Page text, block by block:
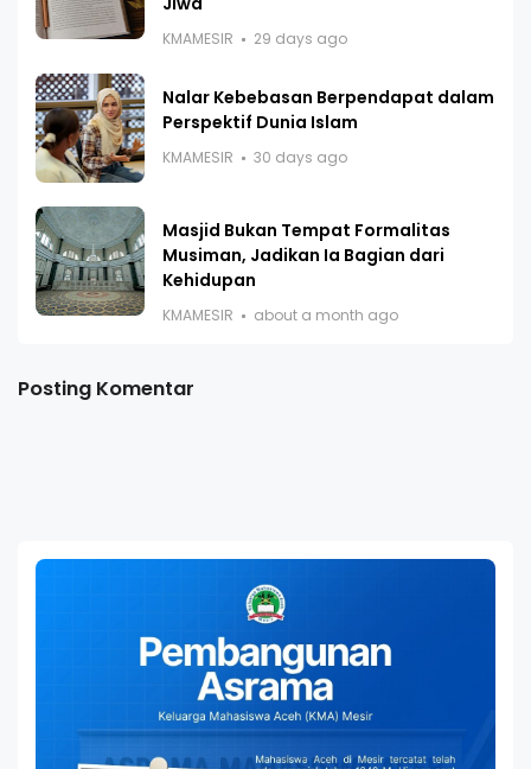
KMAMESIR 29 days ago
Nalar Kebebasan Berpendapat dalam
Perspektif Dunia Islam
KMAMESIR 30 days ago
Masjid Bukan Tempat Formalitas
Musiman, Jadikan Ia Bagian dari
Kehidupan
KMAMESIR about a month ago
Posting Komentar